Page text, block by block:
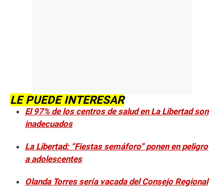
LE PUEDE INTERESAR
El 97% de los centros de salud en La Libertad son
inadecuados
La Libertad: “Fiestas semáforo” ponen en peligro
a adolescentes
Olanda Torres sería vacada del Consejo Regional